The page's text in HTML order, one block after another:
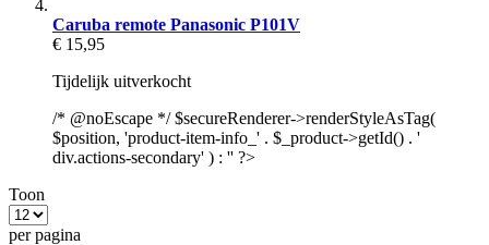
Caruba remote Panasonic P101V
€ 15,95
Tijdelijk uitverkocht
/* @noEscape */ $secureRenderer->renderStyleAsTag(
$position, 'product-item-info_' . $_product->getId() . '
div.actions-secondary' ) : '' ?>
Toon
per pagina